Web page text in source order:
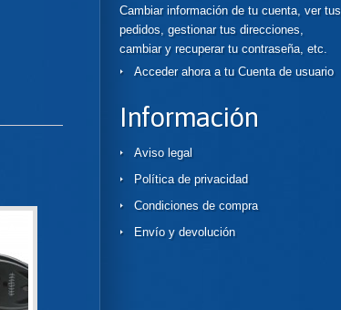
Cambiar información de tu cuenta, ver tus
pedidos, gestionar tus direcciones,
cambiar y recuperar tu contraseña, etc.
Acceder ahora a tu Cuenta de usuario
Información
Aviso legal
Política de privacidad
Condiciones de compra
Envío y devolución